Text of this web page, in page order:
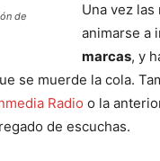
de
Una vez
animarse a
marcas, y
se muerde la cola.
Radio o la
de escuchas.